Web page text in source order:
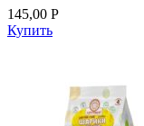
145,00 Р
Купить